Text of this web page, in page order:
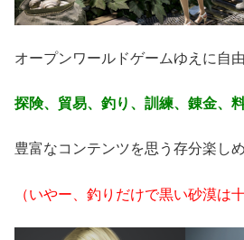
オープンワールドゲームゆえに自
探険、貿易、釣り、訓練、錬金、
豊富なコンテンツを思う存分楽しめ
（いやー、釣りだけで黒い砂漠は